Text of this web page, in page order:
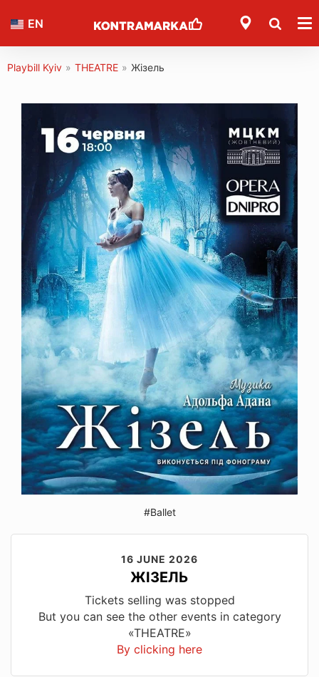
EN
Playbill Kyiv » THEATRE » Жізель
#Ballet
16 JUNE 2026
ЖІЗЕЛЬ
Tickets selling was stopped
But you can see the other events in category
«THEATRE»
By clicking here